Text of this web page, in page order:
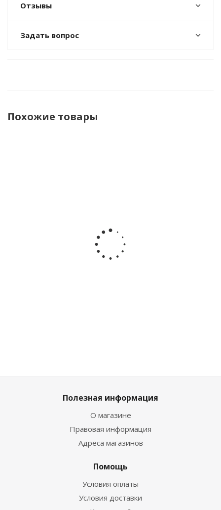
Отзывы
Задать вопрос
Похожие товары
Кроссовки
Baden
KPJ004-032
Кроссовки
Полезная информация
О магазине
Правовая информация
Адреса магазинов
Помощь
Условия оплаты
Условия доставки